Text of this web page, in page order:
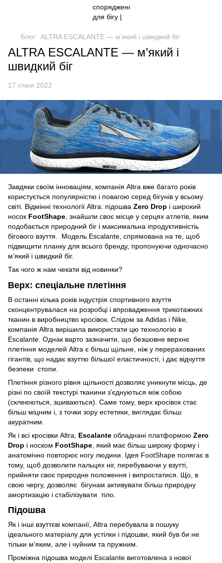
Блог ALTRA ESCALANTE — м’який і швидкий біг
ALTRA ESCALANTE — м’який і
швидкий біг
17 січня 2022
Завдяки своїм інноваціям, компанія Altra вже багато років
користується популярністю і повагою серед бігунів у всьому
світі. Відмінні технології Altra: підошва Zero Drop і широкий
носок FootShape, знайшли своє місце у серцях атлетів, яким
подобається природний біг і максимальна іпродуктивністіь
бігового взуття. Модель Escalante, спрямована на те, щоб
підвищити планку для всього бренду, пропонуючи одночасно
м’який і швидкий біг.
Так чого ж нам чекати від новинки?
Верх: спеціальне плетіння
В останні кілька років індустрія спортивного взуття
сконцентрувалася на розробці і впровадження трикотажних
тканин в виробництво кросівок. Слідом за Adidas і Nike,
компанія Altra вирішила використати цю технологію в
Escalante. Однак варто зазначити, що безшовне верхнє
плетіння моделей Altra є більш щільне, ніж у перерахованих
гігантів, що надає взуттю більшої еластичності, і дає відчуття
безпеки стопи.
Плетіння різного рівня щільності дозволяє уникнути місць, де
різні по своїй текстурі тканини з’єднуються між собою
(склеюються, зшиваються). Саме тому, верх кросівок стає
більш міцним і, з точки зору естетики, виглядає більш
акуратним.
Як і всі кросівки Altra, Escalante обладнані платформою Zero
Drop і носком FootShape , який має більш широку форму і
анатомічно повторює ногу людини. Ідея FootShape полягає в
тому, щоб дозволити пальцях ніг, перебуваючи у взутті,
прийняти своє природне положення і випростатися. Що, в
свою чергу, дозволяє бігунам активувати більш природну
амортизацію і стабілізувати тіло.
Підошва
Як і інші взуттєві компанії, Altra перебувала в пошуку
ідеального матеріалу для устілки і підошви, який був би не
тільки м’яким, але і чуйним та пружним.
Проміжна підошва моделі Escalante виготовлена з нової